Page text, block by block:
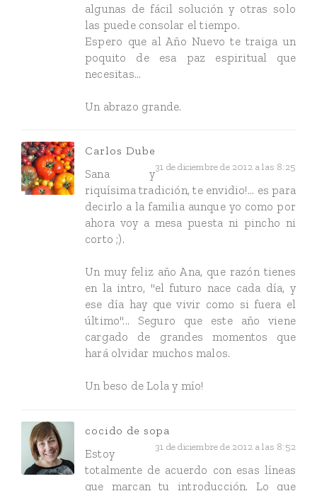
algunas de fácil solución y otras solo
las puede consolar el tiempo.
Espero que al Año Nuevo te traiga un
poquito de esa paz espiritual que
necesitas...
Un abrazo grande.
Carlos Dube
31 de diciembre de 2012 a las 8:25
Sana y
riquísima tradición, te envidio!... es para
decirlo a la familia aunque yo como por
ahora voy a mesa puesta ni pincho ni
corto ;).
Un muy feliz año Ana, que razón tienes
en la intro, "el futuro nace cada día, y
ese día hay que vivir como si fuera el
último"... Seguro que este año viene
cargado de grandes momentos que
hará olvidar muchos malos.
Un beso de Lola y mío!
cocido de sopa
31 de diciembre de 2012 a las 8:52
Estoy
totalmente de acuerdo con esas líneas
que marcan tu introducción. Lo que